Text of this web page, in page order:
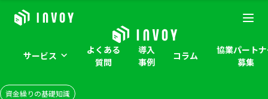
サービス
よくある
質問
導入
事例
コラム
協業パート
募集
資金繰りの基礎知識